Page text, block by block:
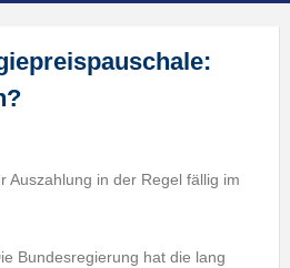
Auszahlung in der Regel fällig im
Bundesregierung hat die lang